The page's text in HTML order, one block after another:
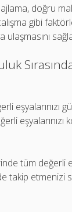
doğru
gibi
eşyalarınızı
eşyalarınızı
tüm değerli
takip etmenizi